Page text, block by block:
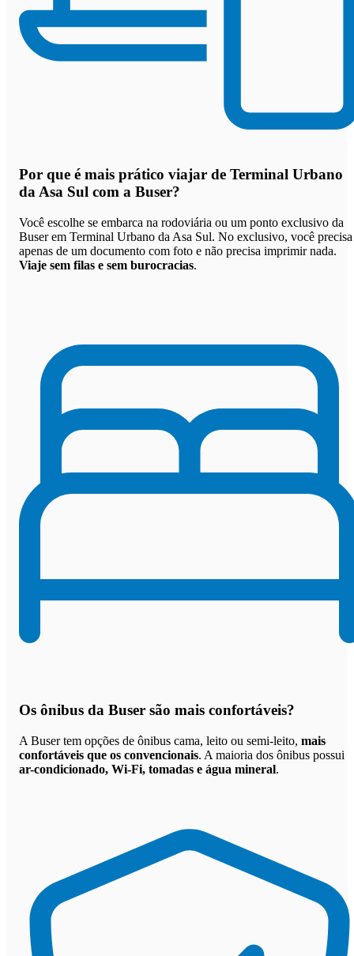
Por que é mais prático viajar de Terminal Urbano
da Asa Sul com a Buser?
Você escolhe se embarca na rodoviária ou um ponto exclusivo da
Buser em Terminal Urbano da Asa Sul. No exclusivo, você precisa
apenas de um documento com foto e não precisa imprimir nada.
Viaje sem filas e sem burocracias.
Os ônibus da Buser são mais confortáveis?
A Buser tem opções de ônibus cama, leito ou semi-leito, mais
confortáveis que os convencionais. A maioria dos ônibus possui
ar-condicionado, Wi-Fi, tomadas e água mineral.